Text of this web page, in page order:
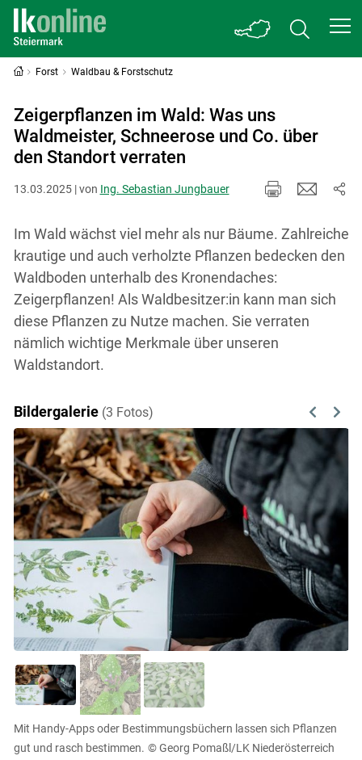
Forst Waldbau & Forstschutz
Zeigerpflanzen im Wald: Was uns
Waldmeister, Schneerose und Co. über
den Standort verraten
13.03.2025 | von Ing. Sebastian Jungbauer
Im Wald wächst viel mehr als nur Bäume. Zahlreiche
krautige und auch verholzte Pflanzen bedecken den
Waldboden unterhalb des Kronendaches:
Zeigerpflanzen! Als Waldbesitzer:in kann man sich
diese Pflanzen zu Nutze machen. Sie verraten
nämlich wichtige Merkmale über unseren
Waldstandort.
Bildergalerie (3 Fotos) Previous
Next
Mit Handy-Apps oder Bestimmungsbüchern lassen sich Pflanzen
gut und rasch bestimmen. © Georg Pomaßl/LK Niederösterreich